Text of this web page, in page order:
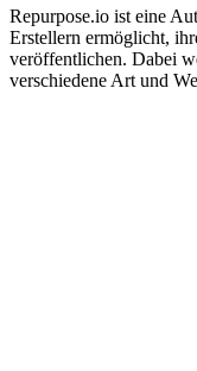
Repurpose.io ist eine
Erstellern ermöglicht,
veröffentlichen. Dabei
verschiedene Art und